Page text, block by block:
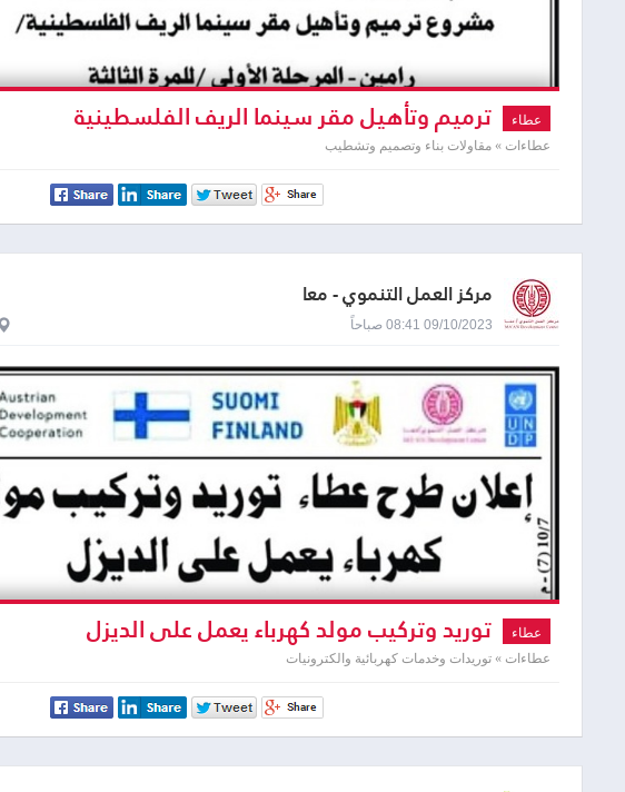
عطاء ترميم وتأهيل مقر سينما الريف الفلسطينية
عطاءات » مقاولات بناء وتصميم وتشطيب
مركز العمل التنموي - معا
09/10/2023 08:41 صباحاً
عطاء توريد وتركيب مولد كهرباء يعمل على الديزل
عطاءات » توريدات وخدمات كهربائية والكترونيات